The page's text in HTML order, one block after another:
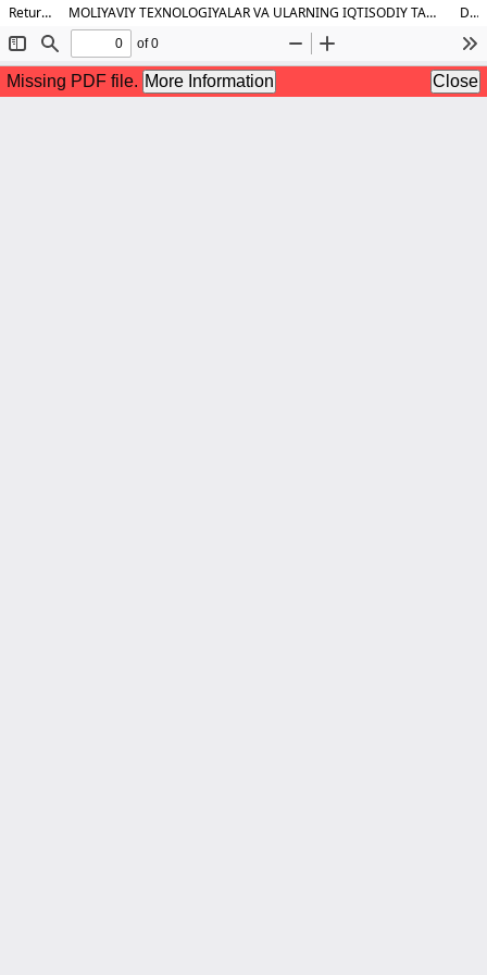
Return to Article Details MOLIYAVIY TEXNOLOGIYALAR VA ULARNING IQTISODIY TARAQQIYOTDAGI ROLIDA AKTSIYADORLIK JAMIYATLARINING DIVIDEND SIYOSATINI SAMARALI TASHKIL ETISH VA TAKOMILLASHTIRISH MASALALARI Download